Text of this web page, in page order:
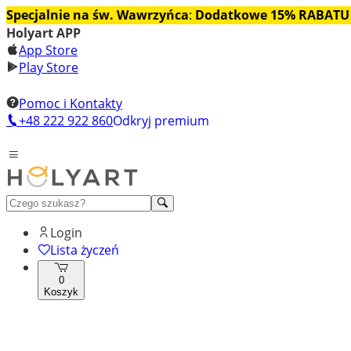
Specjalnie na św. Wawrzyńca: Dodatkowe 15% RABATU
Holyart APP
App Store
Play Store
Pomoc i Kontakty
+48 222 922 860Odkryj premium
Login
Lista życzeń
0
Koszyk